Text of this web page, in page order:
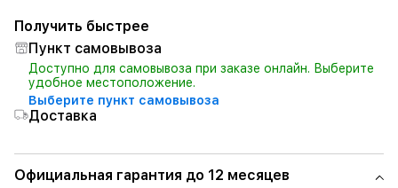
Получить быстрее
Пункт самовывоза
Доступно для самовывоза при заказе онлайн. Выберите
удобное местоположение.
Выберите пункт самовывоза
Доставка
Официальная гарантия до 12 месяцев